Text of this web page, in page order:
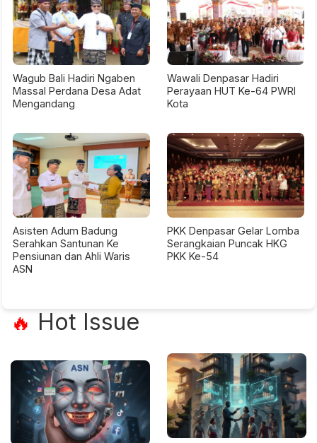
Wagub Bali Hadiri Ngaben
Massal Perdana Desa Adat
Mengandang
Wawali Denpasar Hadiri
Perayaan HUT Ke-64 PWRI
Kota
Asisten Adum Badung
Serahkan Santunan Ke
Pensiunan dan Ahli Waris
ASN
PKK Denpasar Gelar Lomba
Serangkaian Puncak HKG
PKK Ke-54
🔥 Hot Issue